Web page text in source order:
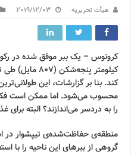
هیأت تحریریه 2019/12/03
کند. بنا بر گزارشات، این
محسوب می‌شود. اما ممکن است فکر
را به دردسر می‌اندازند؟ البته برای
منطقه‌ی حفاظت‌شده‌ی تیپشوار در
گروهی از ببرهای این ناحیه را با